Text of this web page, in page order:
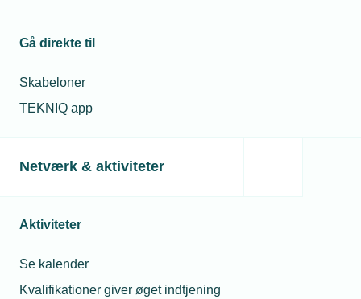
Gå direkte til
Skabeloner
TEKNIQ app
Netværk & aktiviteter
Aktiviteter
Se kalender
Kvalifikationer giver øget indtjening
Relaterede nyheder
Kunderne skal
2023 blev
varmepumpesalget